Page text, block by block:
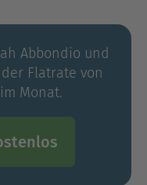
Sarah Abbondio
Autorin
Abbondio und
Flatrate von
Monat.